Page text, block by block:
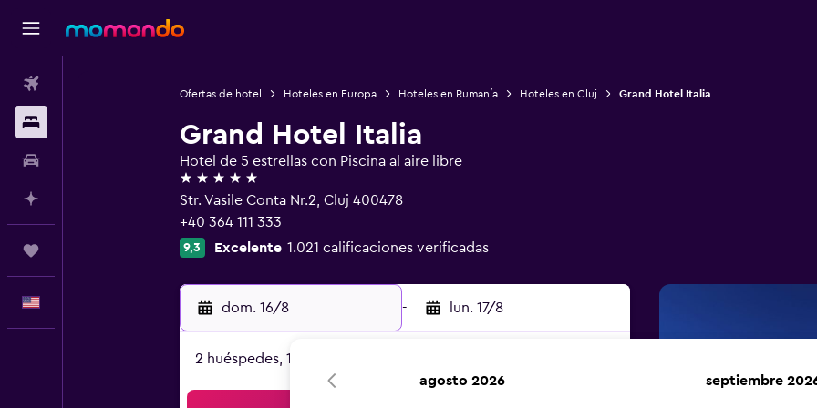
Ofertas de hotel Hoteles en Europa Hoteles en Rumanía Hoteles en Cluj Grand Hotel Italia
Grand Hotel Italia
Hotel de 5 estrellas con Piscina al aire libre
5 estrellas
Str. Vasile Conta Nr.2, Cluj 400478
+40 364 111 333
9,3 Excelente 1.021 calificaciones verificadas
dom. 16/8 - lun. 17/8
2 huéspedes, 1 habitación
agosto 2026 septiembre